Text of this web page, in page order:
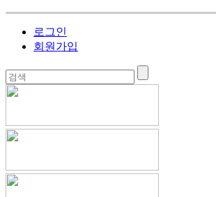
로그인
회원가입